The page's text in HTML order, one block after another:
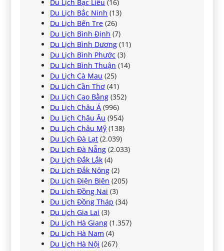
Du Lịch Bạc Liêu (16)
Du Lịch Bắc Ninh (13)
Du Lịch Bến Tre (26)
Du Lịch Bình Định (7)
Du Lịch Bình Dương (11)
Du Lịch Bình Phước (3)
Du Lịch Bình Thuận (14)
Du Lịch Cà Mau (25)
Du Lịch Cần Thơ (41)
Du Lịch Cao Bằng (352)
Du Lịch Châu Á (996)
Du Lịch Châu Âu (954)
Du Lịch Châu Mỹ (138)
Du Lịch Đà Lạt (2.039)
Du Lịch Đà Nẵng (2.033)
Du Lịch Đắk Lắk (4)
Du Lịch Đắk Nông (2)
Du Lịch Điện Biên (205)
Du Lịch Đồng Nai (3)
Du Lịch Đồng Tháp (34)
Du Lịch Gia Lai (3)
Du Lịch Hà Giang (1.357)
Du Lịch Hà Nam (4)
Du Lịch Hà Nội (267)